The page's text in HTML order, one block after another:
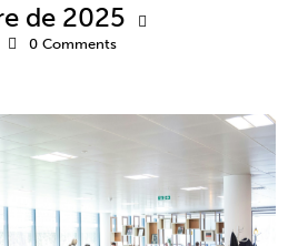
de 2025
0 Comments